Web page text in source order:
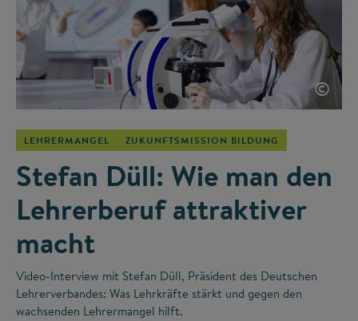
©
LEHRERMANGEL ZUKUNFTSMISSION BILDUNG
Stefan Düll: Wie man den
Lehrerberuf attraktiver
macht
Video-Interview mit Stefan Düll, Präsident des Deutschen
Lehrerverbandes: Was Lehrkräfte stärkt und gegen den
wachsenden Lehrermangel hilft.